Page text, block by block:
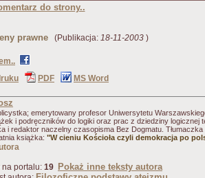
do strony..
prawne (Publikacja: 18-11-2003 )
PDF MS Word
emerytowany profesor Uniwersytetu
i podręczników do logiki oraz prac z dziedziny logicznej
i redaktor naczelny czasopisma Bez Dogmatu.
książka: "W cieniu Kościoła czyli demokracja po
na portalu: 19 Pokaż inne teksty autora